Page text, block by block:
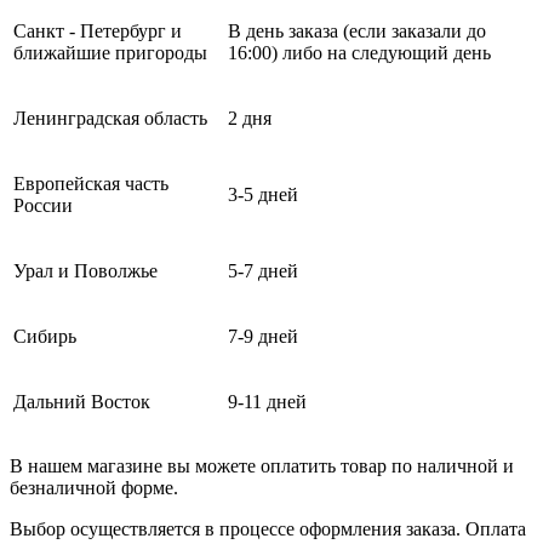
Санкт - Петербург и
ближайшие пригороды
В день заказа (если заказали до
16:00) либо на следующий день
Ленинградская область 2 дня
Европейская часть
России
3-5 дней
Урал и Поволжье 5-7 дней
Сибирь 7-9 дней
Дальний Восток 9-11 дней
В нашем магазине вы можете оплатить товар по наличной и
безналичной форме.
Выбор осуществляется в процессе оформления заказа. Оплата